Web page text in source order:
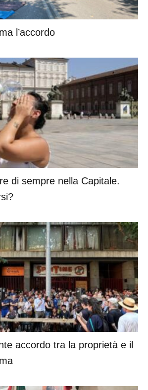
l’accordo
di sempre nella Capitale.
accordo tra la proprietà e il